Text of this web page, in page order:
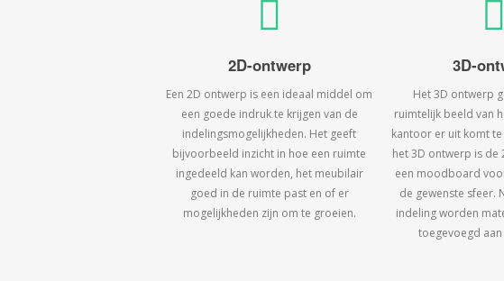
2D-ontwerp
Een 2D ontwerp is een ideaal middel om
een goede indruk te krijgen van de
indelingsmogelijkheden. Het geeft
bijvoorbeeld inzicht in hoe een ruimte
ingedeeld kan worden, het meubilair
goed in de ruimte past en of er
mogelijkheden zijn om te groeien.
3D-
Het 3D ontwerp
ruimtelijk beeld van
kantoor er uit komt te
het 3D ontwerp is de
een moodboard
de gewenste sfeer.
indeling worden
toegevoegd